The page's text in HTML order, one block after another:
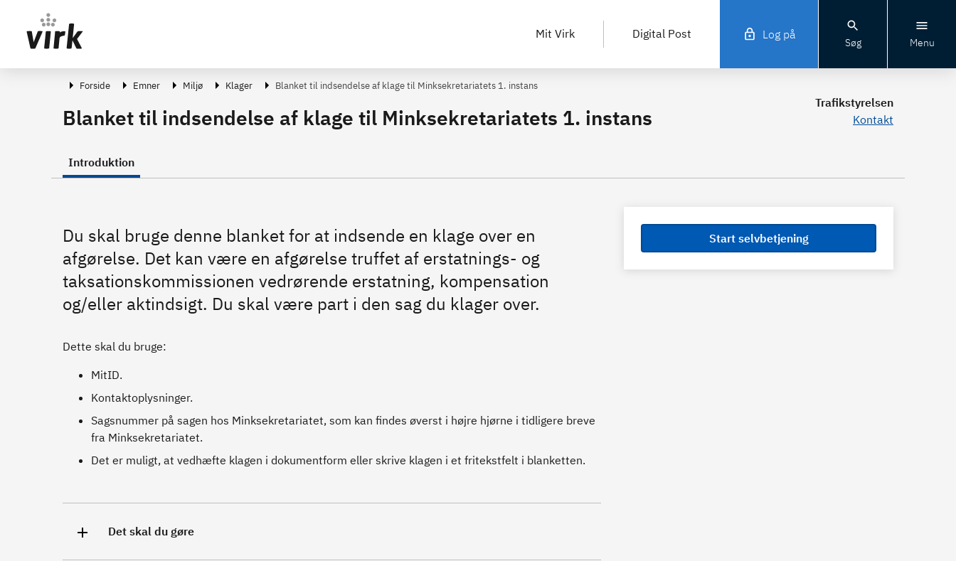
Mit Virk
Digital Post Log på
Søg Menu
Forside Emner Miljø Klager Blanket til indsendelse af klage til Minksekretariatets 1. instans
Blanket til indsendelse af klage til Minksekretariatets 1. instans
Trafikstyrelsen
Kontakt
Introduktion
Du skal bruge denne blanket for at indsende en klage over en
afgørelse. Det kan være en afgørelse truffet af erstatnings- og
taksationskommissionen vedrørende erstatning, kompensation
og/eller aktindsigt. Du skal være part i den sag du klager over.
Dette skal du bruge:
MitID.
Kontaktoplysninger.
Sagsnummer på sagen hos Minksekretariatet, som kan findes øverst i højre hjørne i tidligere breve
fra Minksekretariatet.
Det er muligt, at vedhæfte klagen i dokumentform eller skrive klagen i et fritekstfelt i blanketten.
Start selvbetjening
Det skal du gøre